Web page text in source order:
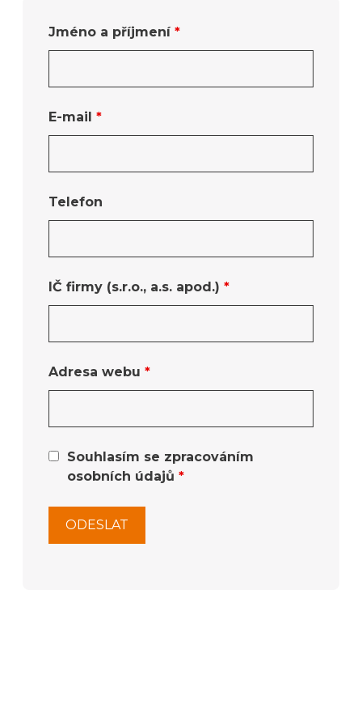
Jméno a příjmení *
E-mail *
Telefon
IČ firmy (s.r.o., a.s. apod.) *
Adresa webu *
Souhlasím se zpracováním
osobních údajů *